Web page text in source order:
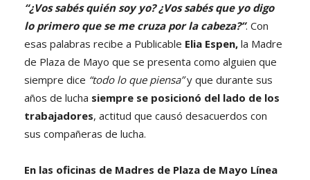
“¿Vos sabés quién soy yo? ¿Vos sabés que yo digo
lo primero que se me cruza por la cabeza?”. Con
esas palabras recibe a Publicable Elia Espen, la Madre
de Plaza de Mayo que se presenta como alguien que
siempre dice “todo lo que piensa”y que durante sus
años de lucha siempre se posicionó del lado de los
trabajadores, actitud que causó desacuerdos con
sus compañeras de lucha.
En las oficinas de Madres de Plaza de Mayo Línea